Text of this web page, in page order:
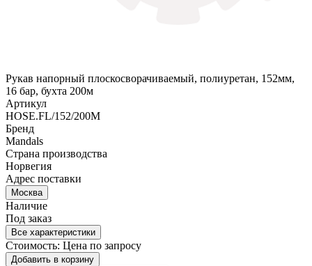
Рукав напорный плоскосворачиваемый, полиуретан, 152мм,
16 бар, бухта 200м
Артикул
HOSE.FL/152/200M
Бренд
Mandals
Страна производства
Норвегия
Адрес поставки
Москва
Наличие
Под заказ
Все характеристики
Стоимость: Цена по запросу
Добавить в корзину